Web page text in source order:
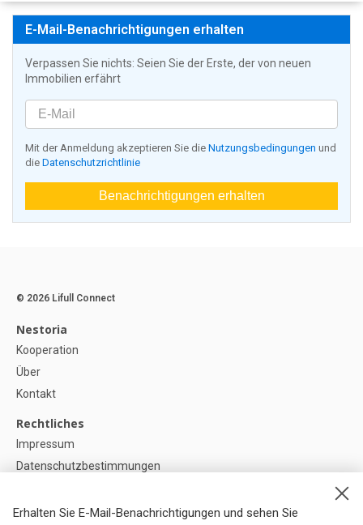
E-Mail-Benachrichtigungen erhalten
Verpassen Sie nichts: Seien Sie der Erste, der von neuen
Immobilien erfährt
Mit der Anmeldung akzeptieren Sie die Nutzungsbedingungen und
die Datenschutzrichtlinie
Benachrichtigungen erhalten
Erhalten Sie E-Mail-Benachrichtigungen und sehen Sie
© 2026 Lifull Connect
Nestoria
Kooperation
Über
Kontakt
Rechtliches
Impressum
Datenschutzbestimmungen
Cookie-Einstellunge